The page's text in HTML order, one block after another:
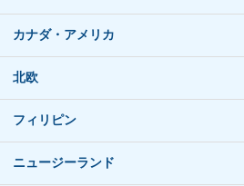
カナダ・アメリカ
北欧
フィリピン
ニュージーランド